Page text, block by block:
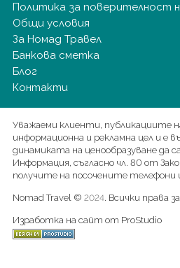
Политика за поверителност
Общи условия
За Номад Травел
Банкова сметка
Блог
Контакти
Уважаеми клиенти, публикациите
информационна и рекламна цел и е
динамиката на ценообразуване да
Информация, съгласно чл. 80 от
получите на посочените телефони
Nomad Travel © 2024. Всички права
Изработка на сайт от ProStudio